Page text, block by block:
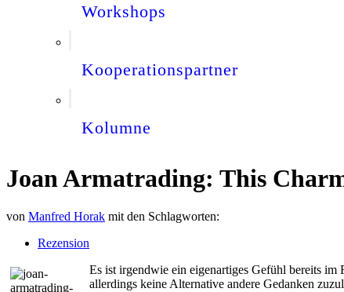
Workshops
Kooperationspartner
Kolumne
Joan Armatrading: This
von Manfred Horak mit den Schlagworten:
Rezension
Es ist irgendwie ein eigenartiges Gefühl bereits
allerdings keine Alternative andere Gedanken